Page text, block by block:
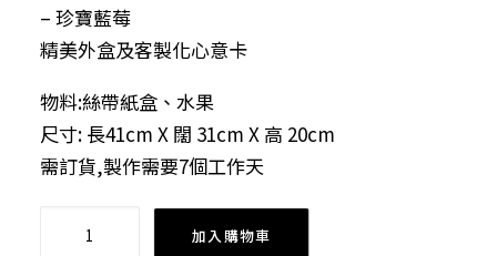
– 珍寶藍莓
精美外盒及客製化心意卡
物料:絲帶紙盒、水果
尺寸: 長41cm X 闊 31cm X 高 20cm
需訂貨,製作需要7個工作天
加入購物車